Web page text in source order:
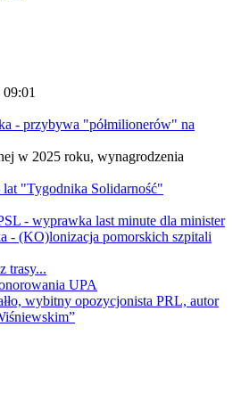
09:01
- przybywa "półmilionerów" na
w 2025 roku, wynagrodzenia
lat "Tygodnika Solidarność"
- wyprawka last minute dla minister
- (KO)lonizacja pomorskich szpitali
trasy...
UPA
wybitny opozycjonista PRL, autor